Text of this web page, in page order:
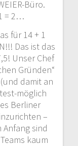
Büro.
= 2…
für 14 + 1
Das ist das
Unser Chef
Gründen“
damit an
möglich
Berliner
–
sind
kaum